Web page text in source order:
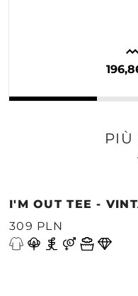
PIÙ
I'M OUT TEE -
309 PLN